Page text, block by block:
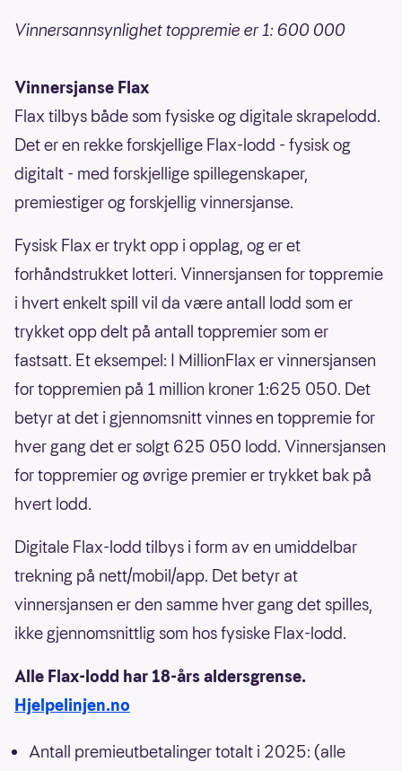
Vinnersannsynlighet toppremie er 1: 600 000
Vinnersjanse Flax
Flax tilbys både som fysiske og digitale skrapelodd.
Det er en rekke forskjellige Flax-lodd - fysisk og
digitalt - med forskjellige spillegenskaper,
premiestiger og forskjellig vinnersjanse.
Fysisk Flax er trykt opp i opplag, og er et
forhåndstrukket lotteri. Vinnersjansen for toppremie
i hvert enkelt spill vil da være antall lodd som er
trykket opp delt på antall toppremier som er
fastsatt. Et eksempel: I MillionFlax er vinnersjansen
for toppremien på 1 million kroner 1:625 050. Det
betyr at det i gjennomsnitt vinnes en toppremie for
hver gang det er solgt 625 050 lodd. Vinnersjansen
for toppremier og øvrige premier er trykket bak på
hvert lodd.
Digitale Flax-lodd tilbys i form av en umiddelbar
trekning på nett/mobil/app. Det betyr at
vinnersjansen er den samme hver gang det spilles,
ikke gjennomsnittlig som hos fysiske Flax-lodd.
Alle Flax-lodd har 18-års aldersgrense.
Hjelpelinjen.no
Antall premieutbetalinger totalt i 2025: (alle